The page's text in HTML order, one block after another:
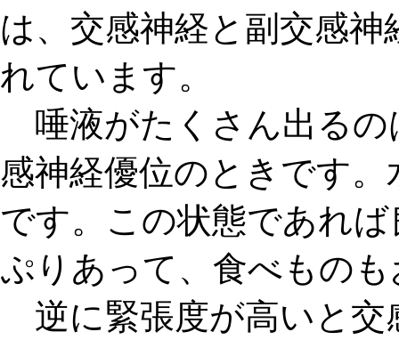
は、交感神経と副交感神
れています。
唾液がたくさん出るの
感神経優位のとき です。
です。この状態であれ
ぷりあって、食べもの
逆に緊張度が高いと 交